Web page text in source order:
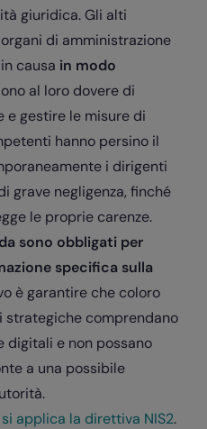
giuridica. Gli alti
di amministrazione
causa in modo
al loro dovere di
e gestire le misure di
hanno persino il
i dirigenti
grave negligenza, finché
le proprie carenze.
sono obbligati per
specifica sulla
è garantire che coloro
strategiche comprendano
digitali e non possano
a una possibile
applica la direttiva NIS2.